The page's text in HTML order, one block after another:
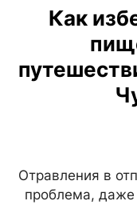
Как
Отравления в
проблема,